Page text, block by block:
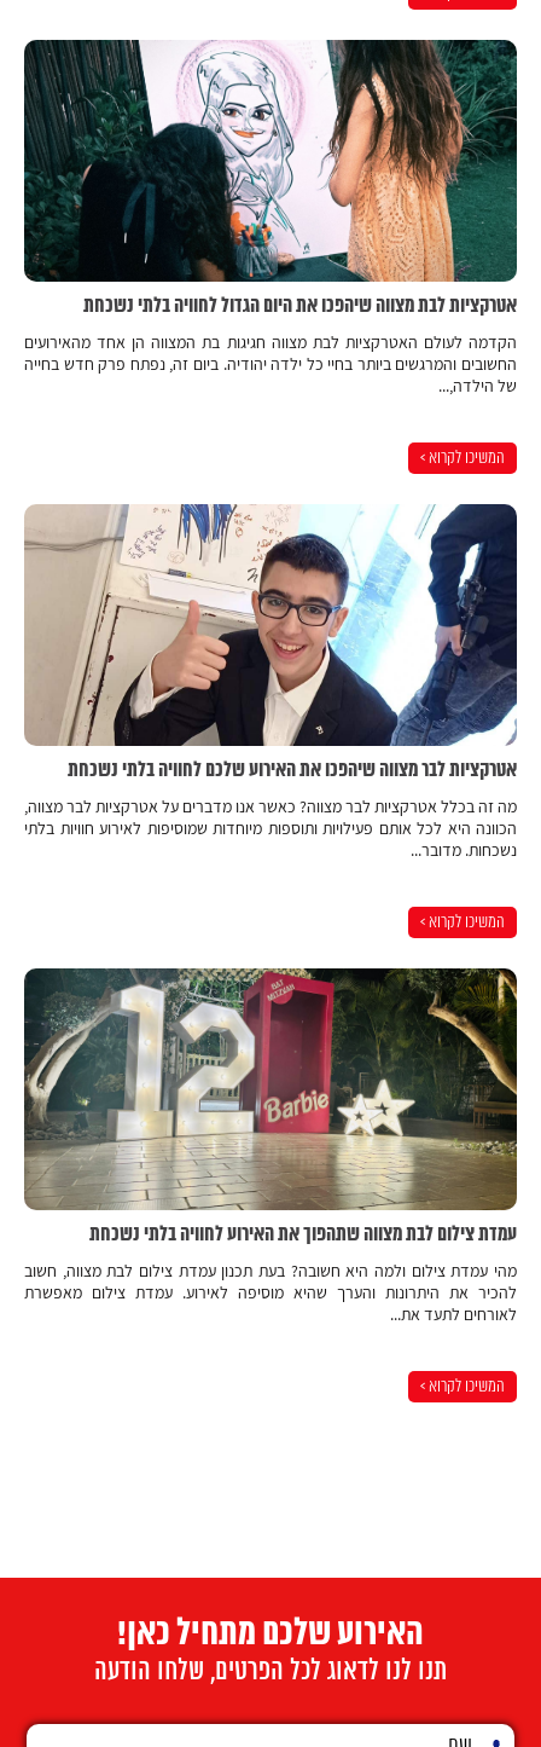
אטרקציות לבת מצווה שיהפכו את היום הגדול לחוויה בלתי נשכחת
הקדמה לעולם האטרקציות לבת מצווה חגיגות בת המצווה הן אחד מהאירועים
החשובים והמרגשים ביותר בחיי כל ילדה יהודיה. ביום זה, נפתח פרק חדש בחייה
של הילדה,...
המשיכו לקרוא >
אטרקציות לבר מצווה שיהפכו את האירוע שלכם לחוויה בלתי נשכחת
מה זה בכלל אטרקציות לבר מצווה? כאשר אנו מדברים על אטרקציות לבר מצווה,
הכוונה היא לכל אותם פעילויות ותוספות מיוחדות שמוסיפות לאירוע חוויות בלתי
נשכחות. מדובר...
המשיכו לקרוא >
עמדת צילום לבת מצווה שתהפוך את האירוע לחוויה בלתי נשכחת
מהי עמדת צילום ולמה היא חשובה? בעת תכנון עמדת צילום לבת מצווה, חשוב
להכיר את היתרונות והערך שהיא מוסיפה לאירוע. עמדת צילום מאפשרת
לאורחים לתעד את...
המשיכו לקרוא >
האירוע שלכם מתחיל כאן!
תנו לנו לדאוג לכל הפרטים, שלחו הודעה